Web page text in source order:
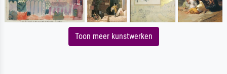
Toon meer kunstwerken